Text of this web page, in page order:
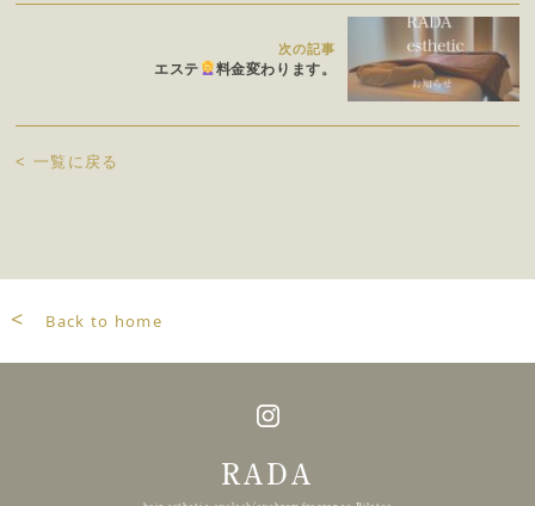
次の記事
エステ 料金変わります。
< 一覧に戻る
< Back to home
RADA